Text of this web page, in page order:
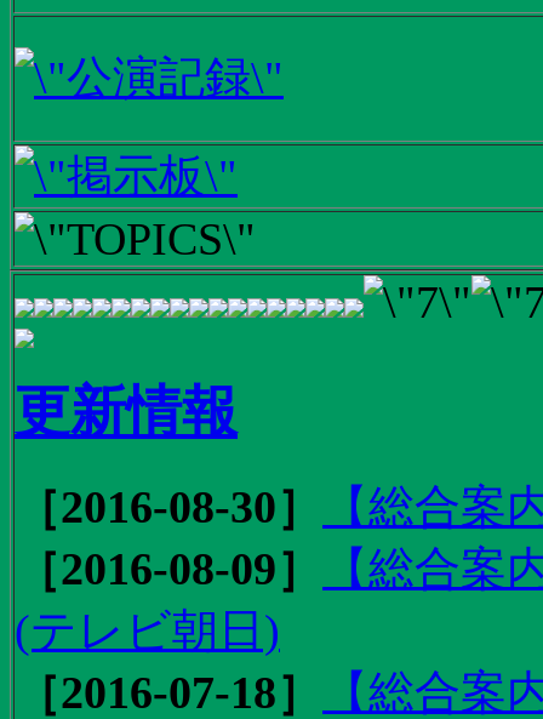
更新情報
［2016-08-30］
【総合
［2016-08-09］
【総合
(テレビ朝日)
［2016-07-18］
【総合案